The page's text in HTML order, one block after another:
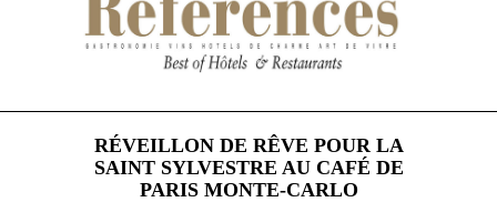
RÉVEILLON DE RÊVE POUR LA
SAINT SYLVESTRE AU CAFÉ DE
PARIS MONTE-CARLO